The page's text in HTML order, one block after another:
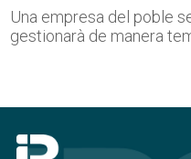
Una empresa del poble
gestionarà de manera